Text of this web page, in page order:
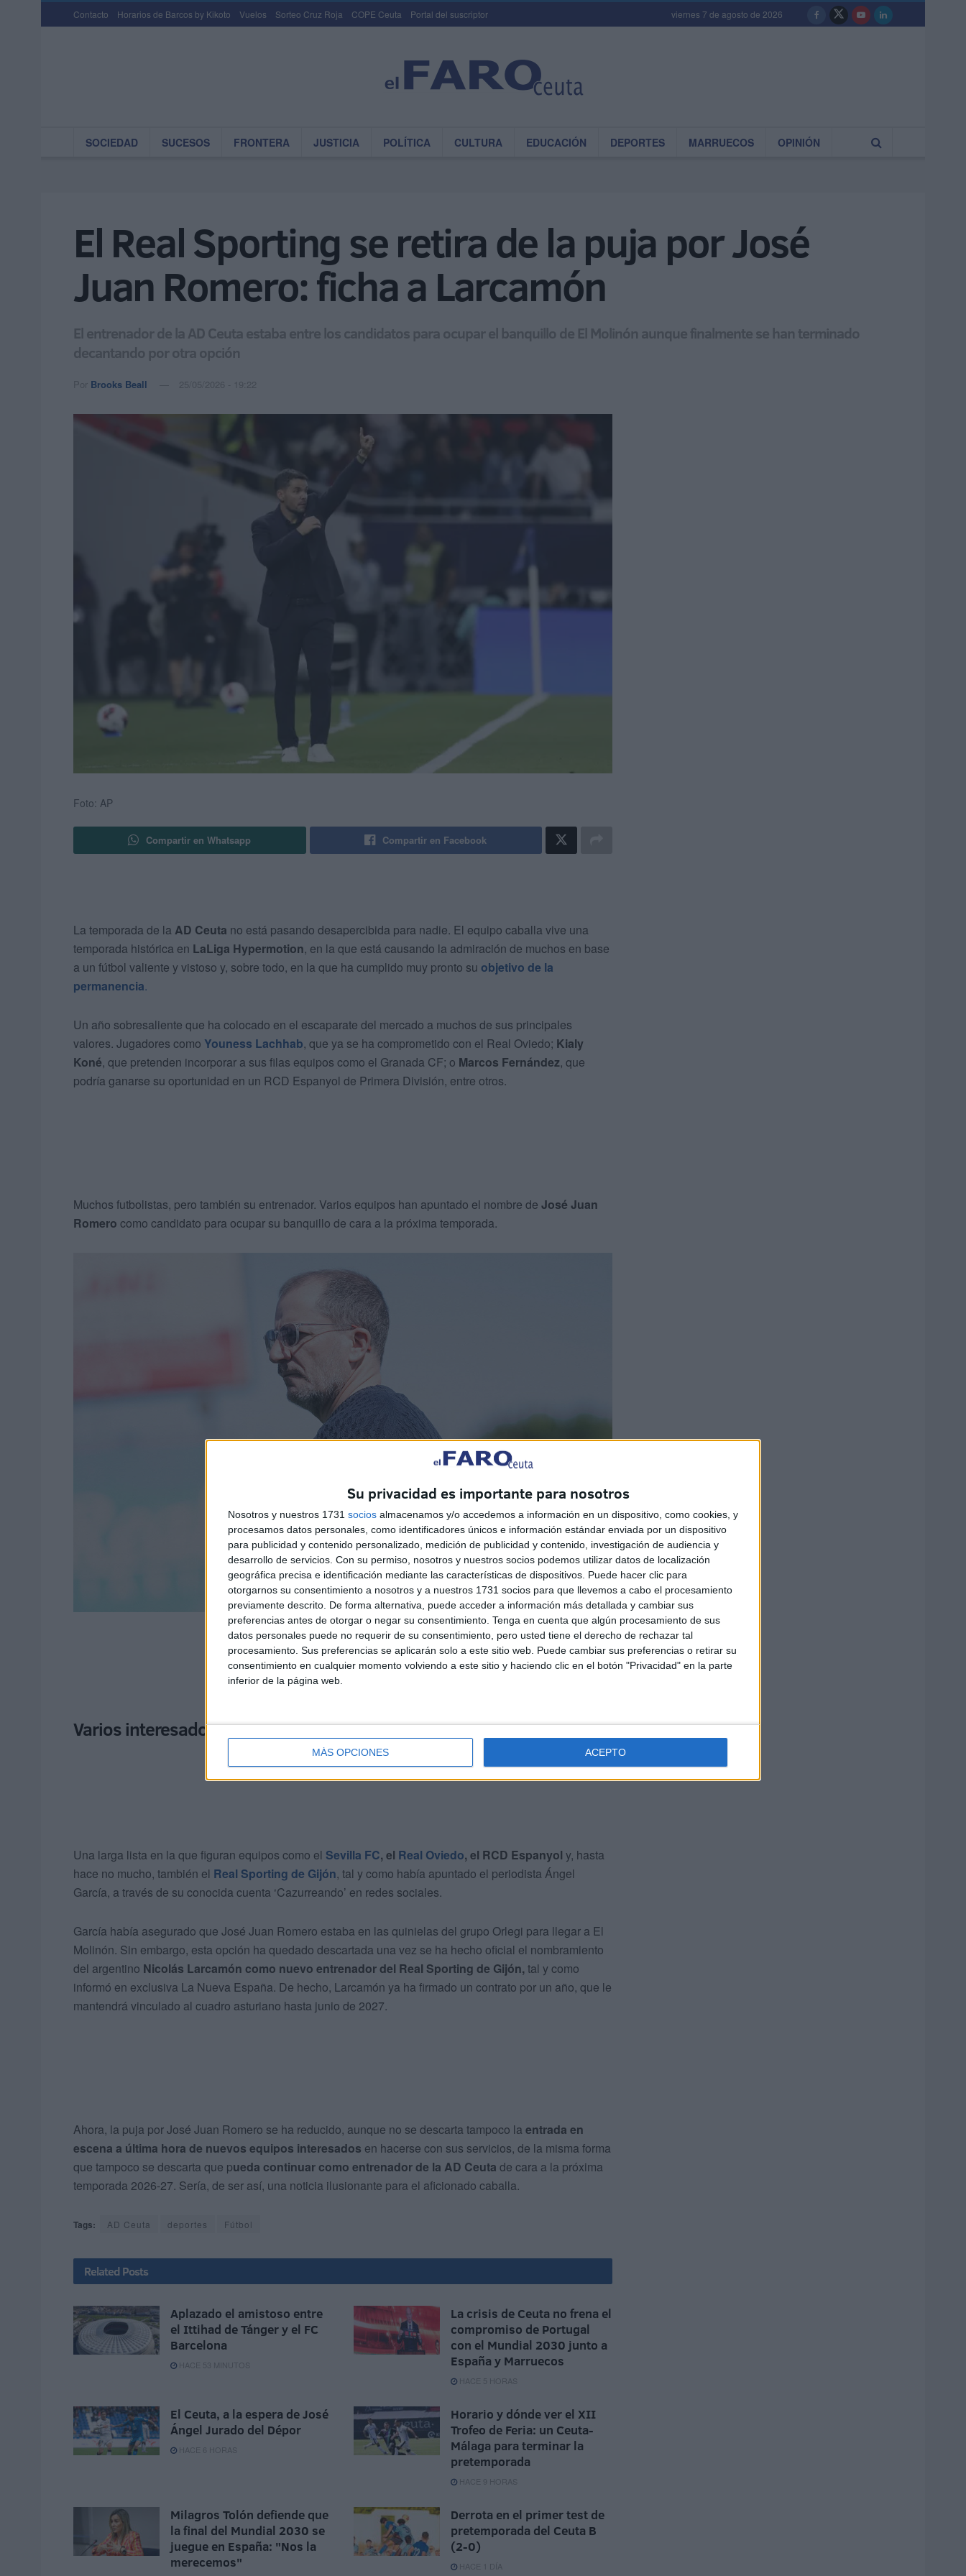
Su privacidad es importante para nosotros
Nosotros y nuestros 1731 socios almacenamos y/o accedemos a información en un dispositivo, como cookies, y
procesamos datos personales, como identificadores únicos e información estándar enviada por un dispositivo
para publicidad y contenido personalizado, medición de publicidad y contenido, investigación de audiencia y
desarrollo de servicios. Con su permiso, nosotros y nuestros socios podemos utilizar datos de localización
geográfica precisa e identificación mediante las características de dispositivos. Puede hacer clic para
otorgarnos su consentimiento a nosotros y a nuestros 1731 socios para que llevemos a cabo el procesamiento
previamente descrito. De forma alternativa, puede acceder a información más detallada y cambiar sus
preferencias antes de otorgar o negar su consentimiento. Tenga en cuenta que algún procesamiento de sus
datos personales puede no requerir de su consentimiento, pero usted tiene el derecho de rechazar tal
procesamiento. Sus preferencias se aplicarán solo a este sitio web. Puede cambiar sus preferencias o retirar su
consentimiento en cualquier momento volviendo a este sitio y haciendo clic en el botón "Privacidad" en la parte
inferior de la página web.
MÁS OPCIONES ACEPTO
Contacto Horarios de Barcos by Kikoto Vuelos Sorteo Cruz Roja COPE Ceuta Portal del suscriptor viernes 7 de agosto de 2026
SOCIEDAD SUCESOS FRONTERA JUSTICIA POLÍTICA CULTURA EDUCACIÓN DEPORTES MARRUECOS OPINIÓN
El Real Sporting se retira de la puja por José
Juan Romero: ficha a Larcamón
El entrenador de la AD Ceuta estaba entre los candidatos para ocupar el banquillo de El Molinón aunque finalmente se han terminado
decantando por otra opción
Por Brooks Beall 25/05/2026 - 19:22
Foto: AP
Compartir en Whatsapp Compartir en Facebook
La temporada de la AD Ceuta no está pasando desapercibida para nadie. El equipo caballa vive una
temporada histórica en LaLiga Hypermotion, en la que está causando la admiración de muchos en base
a un fútbol valiente y vistoso y, sobre todo, en la que ha cumplido muy pronto su objetivo de la
permanencia.
Un año sobresaliente que ha colocado en el escaparate del mercado a muchos de sus principales
valores. Jugadores como Youness Lachhab, que ya se ha comprometido con el Real Oviedo; Kialy
Koné, que pretenden incorporar a sus filas equipos como el Granada CF; o Marcos Fernández, que
podría ganarse su oportunidad en un RCD Espanyol de Primera División, entre otros.
Muchos futbolistas, pero también su entrenador. Varios equipos han apuntado el nombre de José Juan
Romero como candidato para ocupar su banquillo de cara a la próxima temporada.
Varios interesados en José Juan… entre los que ya no está el Sporting
Una larga lista en la que figuran equipos como el Sevilla FC, el Real Oviedo, el RCD Espanyol y, hasta
hace no mucho, también el Real Sporting de Gijón, tal y como había apuntado el periodista Ángel
García, a través de su conocida cuenta ‘Cazurreando’ en redes sociales.
García había asegurado que José Juan Romero estaba en las quinielas del grupo Orlegi para llegar a El
Molinón. Sin embargo, esta opción ha quedado descartada una vez se ha hecho oficial el nombramiento
del argentino Nicolás Larcamón como nuevo entrenador del Real Sporting de Gijón, tal y como
informó en exclusiva La Nueva España. De hecho, Larcamón ya ha firmado un contrato por un año, que le
mantendrá vinculado al cuadro asturiano hasta junio de 2027.
Ahora, la puja por José Juan Romero se ha reducido, aunque no se descarta tampoco la entrada en
escena a última hora de nuevos equipos interesados en hacerse con sus servicios, de la misma forma
que tampoco se descarta que pueda continuar como entrenador de la AD Ceuta de cara a la próxima
temporada 2026-27. Sería, de ser así, una noticia ilusionante para el aficionado caballa.
Tags: AD Ceuta deportes Fútbol
Related Posts
Aplazado el amistoso entre
el Ittihad de Tánger y el FC
Barcelona
HACE 53 MINUTOS
La crisis de Ceuta no frena el
compromiso de Portugal
con el Mundial 2030 junto a
España y Marruecos
HACE 5 HORAS
El Ceuta, a la espera de José
Ángel Jurado del Dépor
HACE 6 HORAS
Horario y dónde ver el XII
Trofeo de Feria: un Ceuta-
Málaga para terminar la
pretemporada
HACE 9 HORAS
Milagros Tolón defiende que
la final del Mundial 2030 se
juegue en España: "Nos la
merecemos"
Derrota en el primer test de
pretemporada del Ceuta B
(2-0)
HACE 1 DÍA